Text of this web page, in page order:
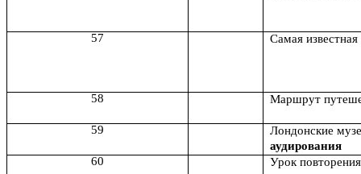
57 Самая
58 Маршрут
59
Лондонские
аудирования
60
Урок